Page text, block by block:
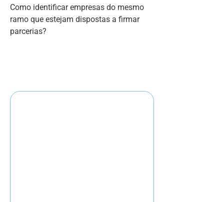
Como identificar empresas do mesmo
ramo que estejam dispostas a firmar
parcerias?